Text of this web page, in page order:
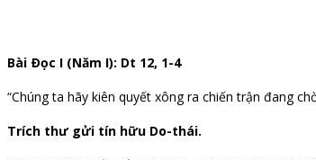
Bài Ðọc I (Năm I): Dt 12, 1-4
“Chúng ta hãy kiên quyết xông ra chiến trận đang
Trích thư gửi tín hữu Do-thái.